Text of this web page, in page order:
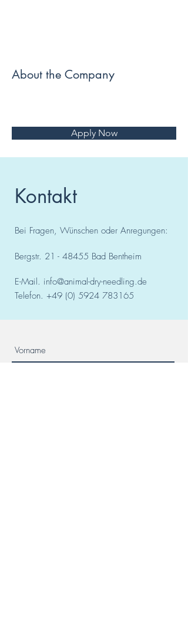
About the Company
Apply Now
Kontakt
Bei Fragen, Wünschen oder Anregungen:
Bergstr. 21 - 48455 Bad Bentheim
E-Mail. info@animal-dry-needling.de
Telefon. +49 (0) 5924 783165